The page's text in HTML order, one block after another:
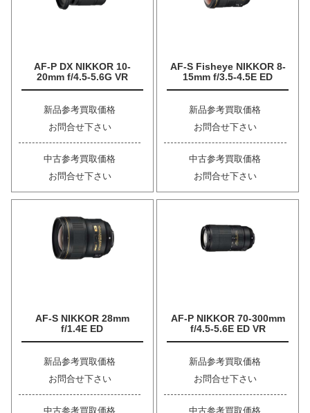
AF-P DX NIKKOR 10-
20mm f/4.5-5.6G VR
新品参考買取価格
お問合せ下さい
中古参考買取価格
お問合せ下さい
AF-S Fisheye NIKKOR 8-
15mm f/3.5-4.5E ED
新品参考買取価格
お問合せ下さい
中古参考買取価格
お問合せ下さい
AF-S NIKKOR 28mm
f/1.4E ED
新品参考買取価格
お問合せ下さい
中古参考買取価格
AF-P NIKKOR 70-300mm
f/4.5-5.6E ED VR
新品参考買取価格
お問合せ下さい
中古参考買取価格